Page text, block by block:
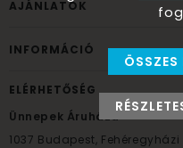
AJÁNLATOK
INFORMÁCIÓ
ELÉRHETŐSÉG
Ünnepek Áruháza
1037 Budapest, Fehéregyházi